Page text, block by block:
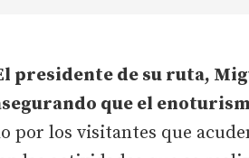
presidente de su ruta,
que el
por los visitantes que